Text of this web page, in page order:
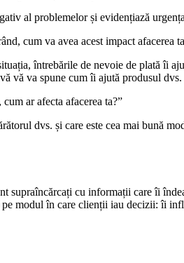
al problemelor și evidențiază
cum va avea acest impact afacerea
întrebările de nevoie de plată îi
vă va spune cum îi ajută produsul dvs.
ar afecta afacerea ta?”
dvs. și care este cea mai bună
supraîncărcați cu informații care îi
modul în care clienții iau decizii: îi